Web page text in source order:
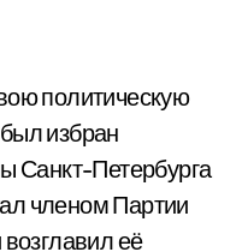
политическую
был избран
Санкт-Петербурга
членом Партии
её